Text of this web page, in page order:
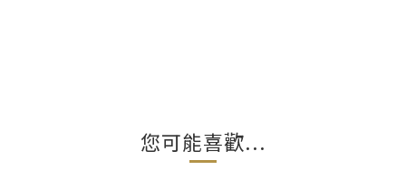
您可能喜歡...